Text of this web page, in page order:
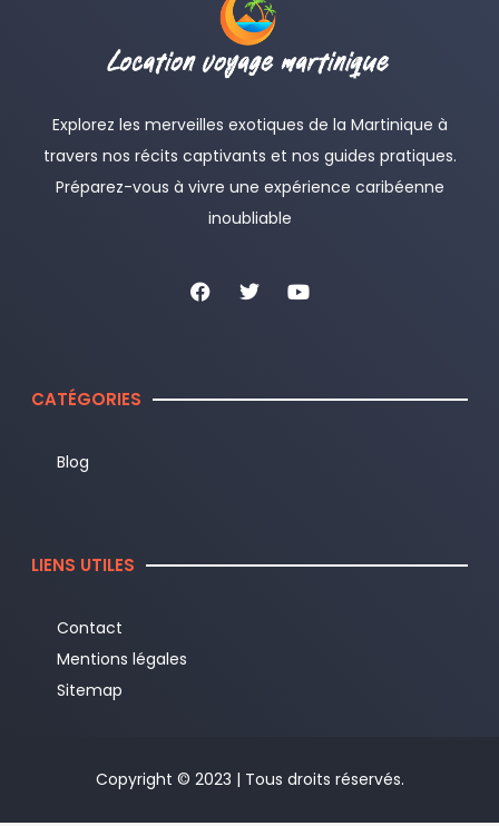
Explorez les merveilles exotiques de la Martinique à
travers nos récits captivants et nos guides pratiques.
Préparez-vous à vivre une expérience caribéenne
inoubliable
CATÉGORIES
Blog
LIENS UTILES
Contact
Mentions légales
Sitemap
Copyright © 2023 | Tous droits réservés.